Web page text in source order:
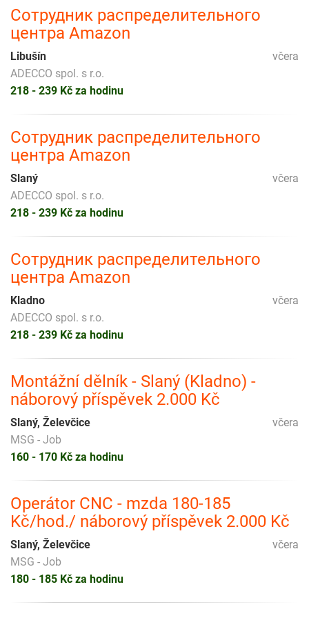
Сотрудник распределительного
центра Amazon
včera
Libušín
ADECCO spol. s r.o.
218 - 239 Kč za hodinu
Сотрудник распределительного
центра Amazon
včera
Slaný
ADECCO spol. s r.o.
218 - 239 Kč za hodinu
Сотрудник распределительного
центра Amazon
včera
Kladno
ADECCO spol. s r.o.
218 - 239 Kč za hodinu
Montážní dělník - Slaný (Kladno) -
náborový příspěvek 2.000 Kč
včera
Slaný, Želevčice
MSG - Job
160 - 170 Kč za hodinu
Operátor CNC - mzda 180-185
Kč/hod./ náborový příspěvek 2.000 Kč
včera
Slaný, Želevčice
MSG - Job
180 - 185 Kč za hodinu